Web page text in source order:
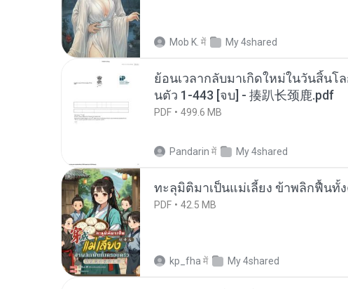
Mob K. में My 4shared
ย้อนเวลากลับมาเกิดใหม่ในวันสิ้นโ
นตัว 1-443 [จบ] - 揍趴长颈鹿.pdf
PDF 499.6 MB
Pandarin में My 4shared
ทะลุมิติมาเป็นแม่เลี้ยง ข้าพลิกฟื้นทั้
PDF 42.5 MB
kp_fha में My 4shared